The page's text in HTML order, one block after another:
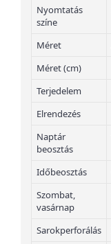
Nyomtatás
színe
Méret
Méret (cm)
Terjedelem
Elrendezés
Naptár
beosztás
Időbeosztás
Szombat,
vasárnap
Sarokperforálás